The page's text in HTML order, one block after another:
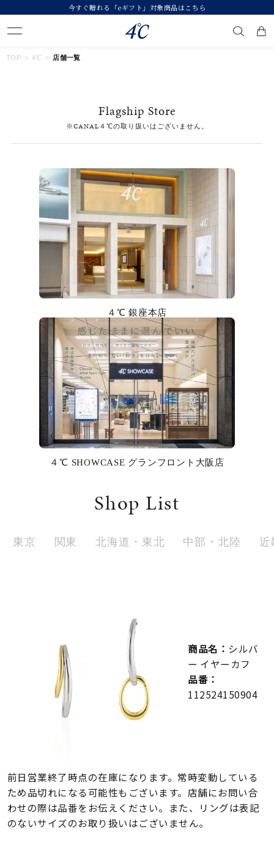
今すぐ贈れる「eギフト」対象商品はこちら
#ダイヤモンド ネックレス
#くまのプーさん
#ペア
#エタニティ
カテゴリー すべてのジュエリー
ファッションテイスト
着用シーン
在庫ありのみ すべて表示
TOP 4℃ 店舗一覧
Flagship Store
※CANAL４℃の取り扱いはございません。
４℃ 銀座本店
４℃ SHOWCASE グランフロント大阪店
Shop List
東京 関東 北海道・東北 中部・北陸 近
商品名： シルバ
ー イヤーカフ
品番：
112524150904
前日営業終了時点の在庫になります。常時変動している
ため品切れになる可能性もございます。店舗にお問い合
わせの際は品番をお伝えください。また、リングは表記
のないサイズのお取り扱いはございません。